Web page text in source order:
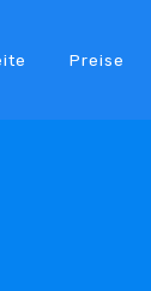
Preise